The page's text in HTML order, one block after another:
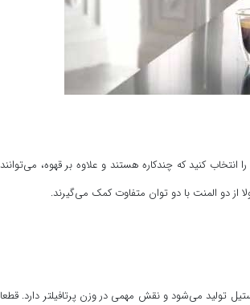
کنید که چندکاره هستند و علاوه بر قهوه، می‌توانند
از دو المنت با دو توان متفاوت کمک می‌گیرند.
تولید می‌شود و نقش مهمی در وزن پرتافیلتر دارد. قطعا